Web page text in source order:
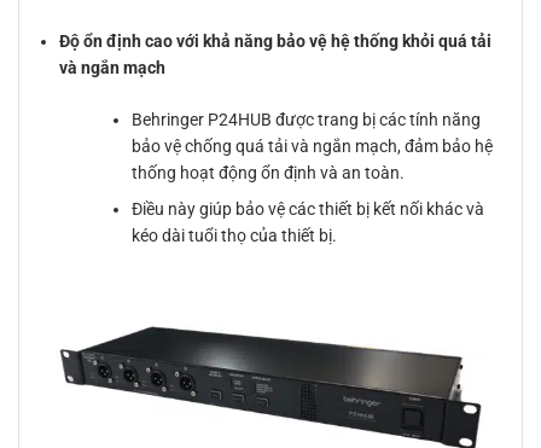
Độ ổn định cao với khả năng bảo vệ hệ thống khỏi quá tải
và ngắn mạch
Behringer P24HUB được trang bị các tính năng
bảo vệ chống quá tải và ngắn mạch, đảm bảo hệ
thống hoạt động ổn định và an toàn.
Điều này giúp bảo vệ các thiết bị kết nối khác và
kéo dài tuổi thọ của thiết bị.